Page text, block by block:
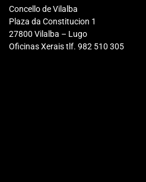
Concello de Vilalba
Plaza da Constitucion 1
27800 Vilalba – Lugo
Oficinas Xerais tlf. 982 510 305